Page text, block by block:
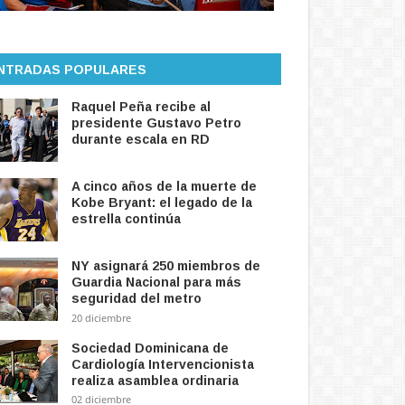
POPULARES
Raquel Peña recibe al
presidente Gustavo Petro
durante escala en RD
A cinco años de la muerte de
Kobe Bryant: el legado de la
estrella continúa
NY asignará 250 miembros de
Guardia Nacional para más
seguridad del metro
20 diciembre
Sociedad Dominicana de
Cardiología Intervencionista
realiza asamblea ordinaria
02 diciembre